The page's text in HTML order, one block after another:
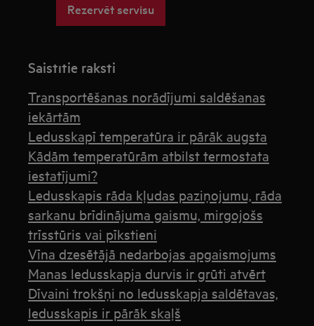
Rezervēt servisu
Saistītie raksti
Transportēšanas norādījumi saldēšanas
iekārtām
Ledusskapī temperatūra ir pārāk augsta
Kādām temperatūrām atbilst termostata
iestatījumi?
Ledusskapis rāda kļudas paziņojumu, rāda
sarkanu brīdinājuma gaismu, mirgojošs
trīsstūris vai pīkstieni
Vīna dzesētājā nedarbojas apgaismojums
Manas ledusskapja durvis ir grūti atvērt
Dīvaini trokšņi no ledusskapja saldētavas,
ledusskapis ir pārāk skaļš